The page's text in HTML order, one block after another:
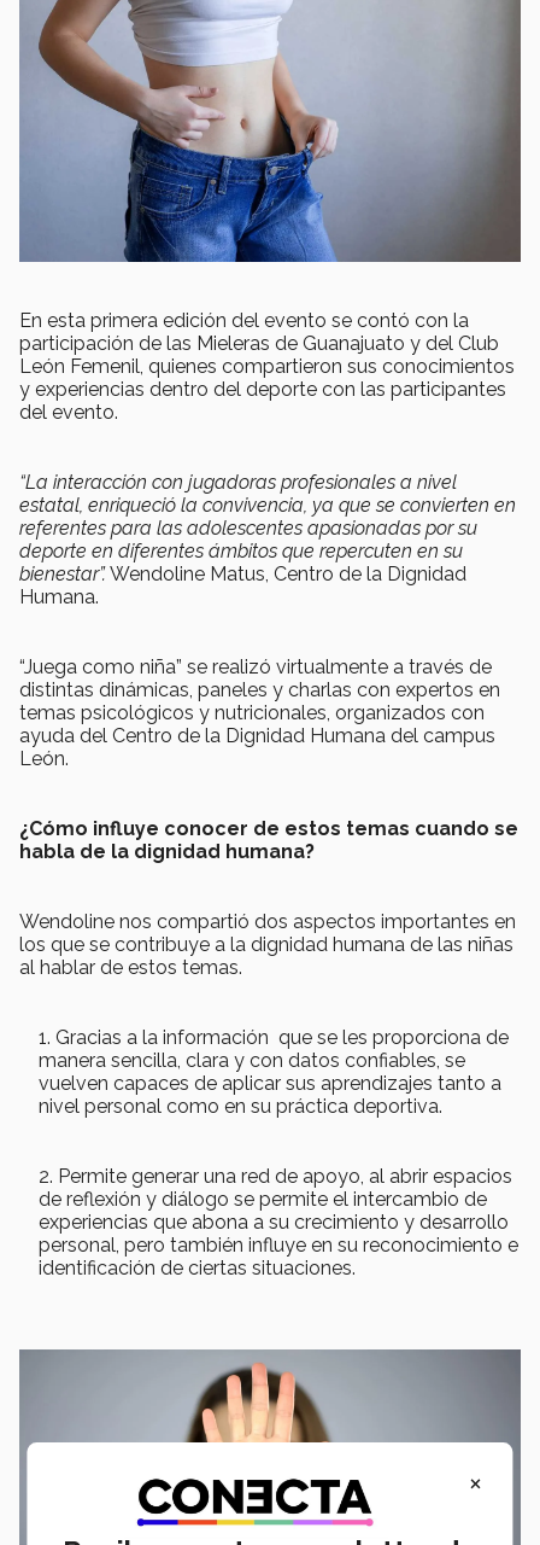
En esta primera edición del evento se contó con la
participación de las Mieleras de Guanajuato y del Club
León Femenil, quienes compartieron sus conocimientos
y experiencias dentro del deporte con las participantes
del evento.
“La interacción con jugadoras profesionales a nivel
estatal, enriqueció la convivencia, ya que se convierten en
referentes para las adolescentes apasionadas por su
deporte en diferentes ámbitos que repercuten en su
bienestar”.Wendoline Matus, Centro de la Dignidad
Humana.
“Juega como niña” se realizó virtualmente a través de
distintas dinámicas, paneles y charlas con expertos en
temas psicológicos y nutricionales, organizados con
ayuda del Centro de la Dignidad Humana del campus
León.
¿Cómo influye conocer de estos temas cuando se
habla de la dignidad humana?
Wendoline nos compartió dos aspectos importantes en
los que se contribuye a la dignidad humana de las niñas
al hablar de estos temas.
Gracias a la información que se les proporciona de
manera sencilla, clara y con datos confiables, se
vuelven capaces de aplicar sus aprendizajes tanto a
nivel personal como en su práctica deportiva.
Permite generar una red de apoyo, al abrir espacios
de reflexión y diálogo se permite el intercambio de
experiencias que abona a su crecimiento y desarrollo
personal, pero también influye en su reconocimiento e
identificación de ciertas situaciones.
×